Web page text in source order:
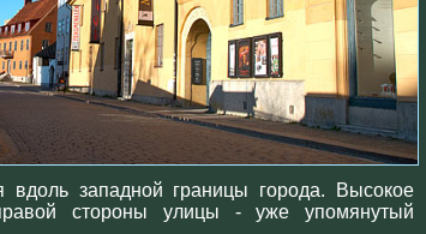
вдоль западной границы города. Высокое
стороны улицы - уже упомянутый